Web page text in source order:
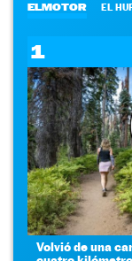
ELMOTOR EL
1
Volvió de una